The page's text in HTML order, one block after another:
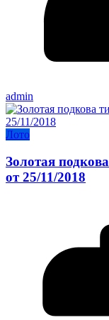
admin
Лото
Золотая
от 25/11/2018